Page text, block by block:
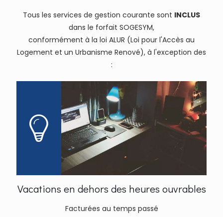
Tous les services de gestion courante sont INCLUS
dans le forfait SOGESYM,
conformément à la loi ALUR (Loi pour l'Accès au
Logement et un Urbanisme Renové), à l'exception des
:
Vacations en dehors des heures ouvrables
Facturées au temps passé